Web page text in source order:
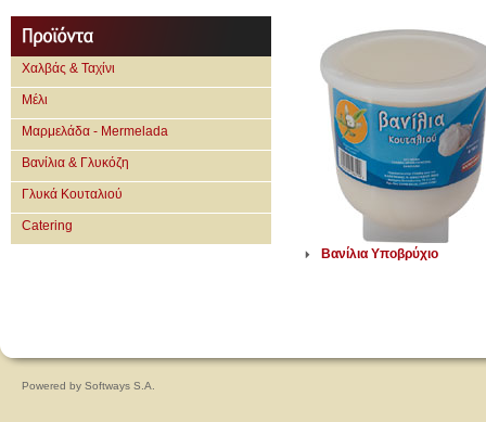
Χαλβάς & Ταχίνι
Μέλι
Μαρμελάδα - Mermelada
Βανίλια & Γλυκόζη
Γλυκά Κουταλιού
Catering
Βανίλια Υποβρύχιο
Powered by Softways S.A.